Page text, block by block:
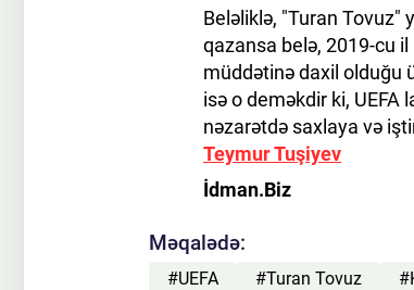
Beləliklə, "Turan Tovuz"
qazansa belə, 2019-cu
müddətinə daxil olduğu
isə o deməkdir ki, UEFA
nəzarətdə saxlaya və
Teymur Tuşiyev
İdman.Biz
Məqalədə:
#UEFA #Turan Tovuz